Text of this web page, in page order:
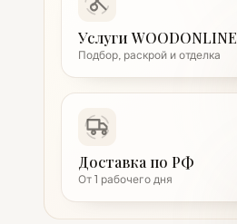
Услуги WOODONLINE
Подбор, раскрой и отделка
Доставка по РФ
От 1 рабочего дня